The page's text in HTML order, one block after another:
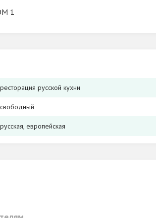
1
ресторация русской кухни
свободный
русская, европейская